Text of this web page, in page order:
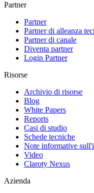
Partner
Partner
Partner di alleanza
Partner di canale
Diventa partner
Login Partner
Risorse
Archivio di risorse
Blog
White Papers
Reports
Casi di studio
Schede tecniche
Note informative
Video
Claroty Nexus
Azienda